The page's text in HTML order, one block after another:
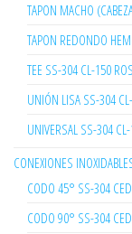
TAPON MACHO
TAPON REDONDO
TEE SS-304 CL-150
UNIÓN LISA SS-304
UNIVERSAL SS-304
CONEXIONES
CODO 45° SS-304
CODO 90° SS-304